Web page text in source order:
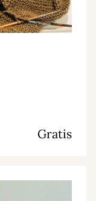
Gratis